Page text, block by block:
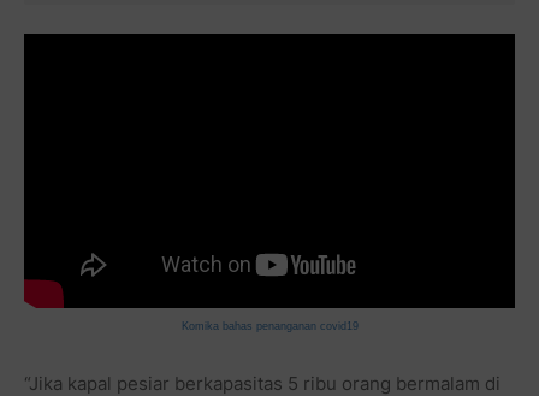
Komika bahas penanganan covid19
“Jika kapal pesiar berkapasitas 5 ribu orang bermalam di